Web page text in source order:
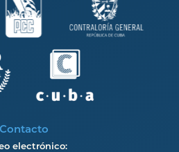
Contacto
electrónico: